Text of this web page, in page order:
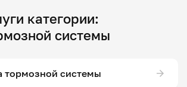
категории:
системы
тормозной системы